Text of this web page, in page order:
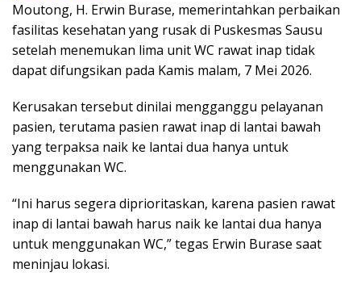
Moutong, H. Erwin Burase, memerintahkan perbaikan
fasilitas kesehatan yang rusak di Puskesmas Sausu
setelah menemukan lima unit WC rawat inap tidak
dapat difungsikan pada Kamis malam, 7 Mei 2026.
Kerusakan tersebut dinilai mengganggu pelayanan
pasien, terutama pasien rawat inap di lantai bawah
yang terpaksa naik ke lantai dua hanya untuk
menggunakan WC.
“Ini harus segera diprioritaskan, karena pasien rawat
inap di lantai bawah harus naik ke lantai dua hanya
untuk menggunakan WC,” tegas Erwin Burase saat
meninjau lokasi.